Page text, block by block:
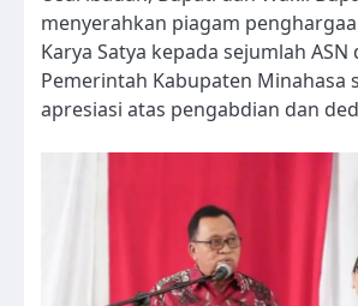
menyerahkan piagam
Karya Satya kepada sejumlah
Pemerintah Kabupaten Minahasa
apresiasi atas pengabdian dan